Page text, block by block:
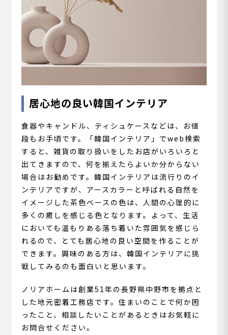
居心地の良い韓国インテリア
食器やキャンドル、ティシュケースなどは、お値
段もお手頃です。「韓国インテリア」でweb検索
すると、雑貨の取り扱いをしたお店がいろいろと
出てきますので、何を揃えたらよいか分からない
場合はお勧めです。韓国インテリアは流行りのイ
ンテリアですが、アースカラーと呼ばれる自然を
イメージした茶色ベースの色は、人間の心理的に
多くの癒しを感じる色となります。よって、生活
においても温もりある落ち着いた雰囲気を感じら
れるので、とても居心地の良い空間を作ることが
できます。興味のある方は、韓国インテリアに挑
戦してみるのも面白いと思います。
ノリアホームは創業51年の長野県中野市を拠点と
した地元密着工務店です。住まいのことで何か困
ったこと、相談したいことがあるときはお気軽に
お問合せください。